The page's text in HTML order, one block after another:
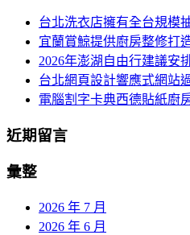
台北洗衣店擁有全台規模
宜蘭賞鯨提供廚房整修打
2026年澎湖自由行建議安
台北網頁設計響應式網站
電腦割字卡典西德貼紙廚
近期留言
彙整
2026 年 7 月
2026 年 6 月